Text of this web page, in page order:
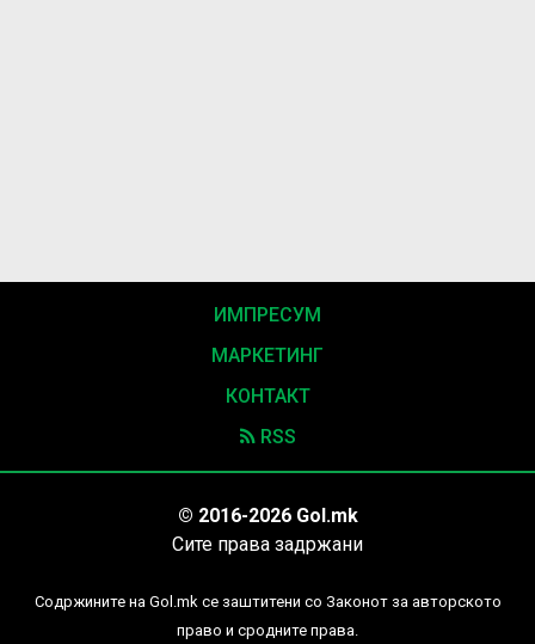
ИМПРЕСУМ
МАРКЕТИНГ
КОНТАКТ
RSS
© 2016-2026 Gol.mk
Сите права задржани
Содржините на Gol.mk се заштитени со Законот за авторското
право и сродните права.